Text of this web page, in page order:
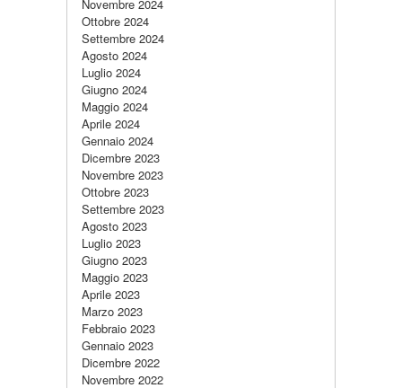
Novembre 2024
Ottobre 2024
Settembre 2024
Agosto 2024
Luglio 2024
Giugno 2024
Maggio 2024
Aprile 2024
Gennaio 2024
Dicembre 2023
Novembre 2023
Ottobre 2023
Settembre 2023
Agosto 2023
Luglio 2023
Giugno 2023
Maggio 2023
Aprile 2023
Marzo 2023
Febbraio 2023
Gennaio 2023
Dicembre 2022
Novembre 2022